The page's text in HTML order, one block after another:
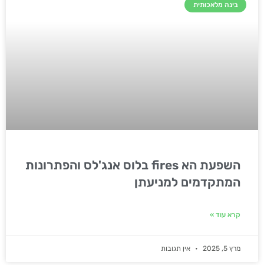
בינה מלאכותית
השפעת הא fires בלוס אנג'לס והפתרונות
המתקדמים למניעתן
קרא עוד »
מרץ 5, 2025 אין תגובות